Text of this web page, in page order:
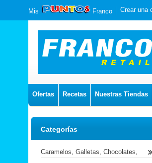
Mis Franco Crear una
Ofertas Recetas Nuestras Tiendas
Categorías
Caramelos, Galletas, Chocolates,